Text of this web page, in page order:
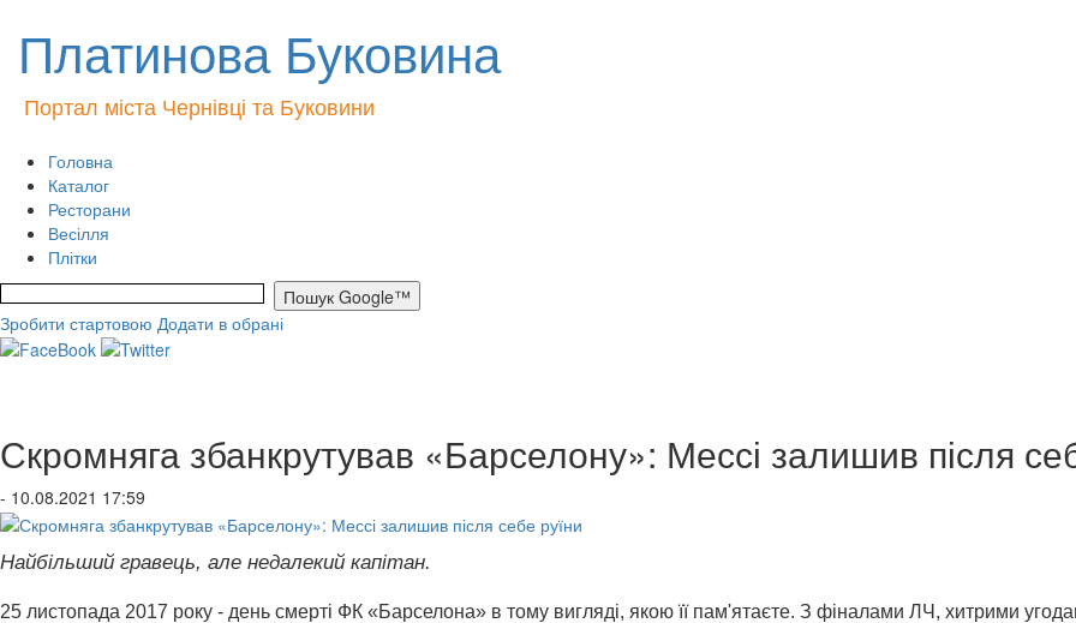
Платинова Буковина
Портал міста Чернівці та Буковини
Головна
Каталог
Ресторани
Весілля
Плітки
Зробити стартовою Додати в обрані
Скромняга збанкрутував «Барселону»: Мессі залишив після
- 10.08.2021 17:59
Найбільший гравець, але недалекий капітан.
25 листопада 2017 року - день смерті ФК «Барселона» в тому вигляді, якою її пам'ятаєте. З фіналами ЛЧ, хитрими